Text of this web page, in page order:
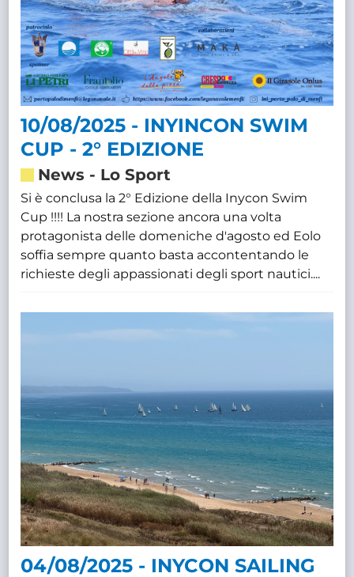
10/08/2025 - INYINCON SWIM
CUP - 2° EDIZIONE
News - Lo Sport
Si è conclusa la 2° Edizione della Inycon Swim
Cup !!!! La nostra sezione ancora una volta
protagonista delle domeniche d'agosto ed Eolo
soffia sempre quanto basta accontentando le
richieste degli appassionati degli sport nautici....
04/08/2025 - INYCON SAILING